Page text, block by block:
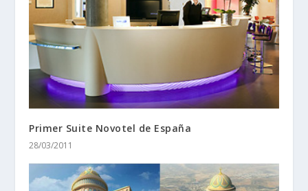
Primer Suite Novotel de España
28/03/2011